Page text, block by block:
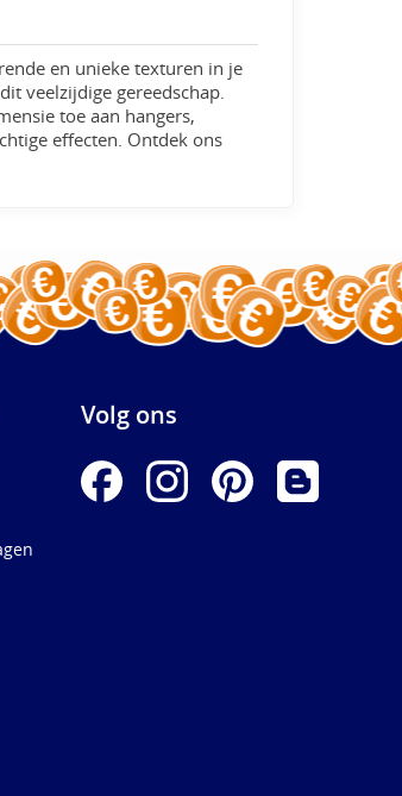
en unieke texturen in je
veelzijdige gereedschap.
toe aan hangers,
effecten. Ontdek ons
Volg ons